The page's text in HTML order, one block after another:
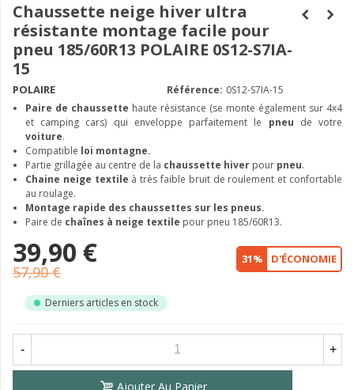
Chaussette neige hiver ultra
résistante montage facile pour
pneu 185/60R13 POLAIRE 0S12-S7IA-
15
POLAIRE Référence: 0S12-S7IA-15
Paire de chaussette haute résistance (se monte également sur 4x4
et camping cars) qui enveloppe parfaitement le pneu de votre
voiture.
Compatible loi montagne.
Partie grillagée au centre de la chaussette hiver pour pneu.
Chaine neige textile à très faible bruit de roulement et confortable
au roulage.
Montage rapide des chaussettes sur les pneus.
Paire de chaînes à neige textile pour pneu 185/60R13.
39,90 €
57,90 €
31% D'ÉCONOMIE
Derniers articles en stock
- +
Ajouter Au Panier